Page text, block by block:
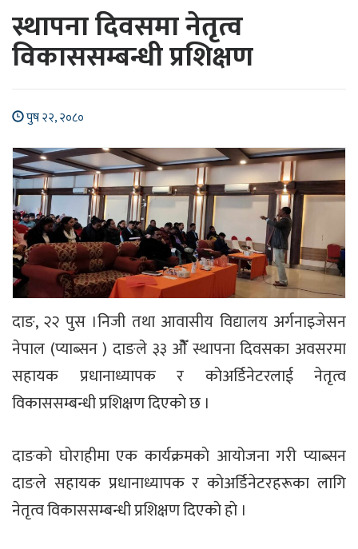
स्थापना दिवसमा नेतृत्व
विकाससम्बन्धी प्रशिक्षण
पुष २२, २०८०
दाङ, २२ पुस ।निजी तथा आवासीय विद्यालय अर्गनाइजेसन
नेपाल (प्याब्सन ) दाङले ३३ ओैँ स्थापना दिवसका अवसरमा
सहायक प्रधानाध्यापक र काेअर्डिनेटरलाई नेतृत्व
विकाससम्बन्धी प्रशिक्षण दिएकाे छ ।
दाङकाे घाेराहीमा एक कार्यक्रमकाे आयोजना गरी प्याब्सन
दाङले सहायक प्रधानाध्यापक र काेअर्डिनेटरहरूका लागि
नेतृत्व विकाससम्बन्धी प्रशिक्षण दिएकाे हाे ।